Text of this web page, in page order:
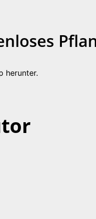
herunter.